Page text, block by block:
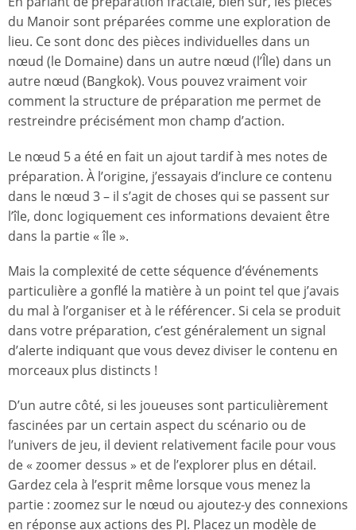
du Manoir sont préparées comme une exploration de
lieu. Ce sont donc des pièces individuelles dans un
nœud (le Domaine) dans un autre nœud (l’Île) dans un
autre nœud (Bangkok). Vous pouvez vraiment voir
comment la structure de préparation me permet de
restreindre précisément mon champ d’action.
Le nœud 5 a été en fait un ajout tardif à mes notes de
préparation. À l’origine, j’essayais d’inclure ce contenu
dans le nœud 3 – il s’agit de choses qui se passent sur
l’île, donc logiquement ces informations devaient être
dans la partie « île ».
Mais la complexité de cette séquence d’événements
particulière a gonflé la matière à un point tel que j’avais
du mal à l’organiser et à le référencer. Si cela se produit
dans votre préparation, c’est généralement un signal
d’alerte indiquant que vous devez diviser le contenu en
morceaux plus distincts !
D’un autre côté, si les joueuses sont particulièrement
fascinées par un certain aspect du scénario ou de
l’univers de jeu, il devient relativement facile pour vous
de « zoomer dessus » et de l’explorer plus en détail.
Gardez cela à l’esprit même lorsque vous menez la
partie : zoomez sur le nœud ou ajoutez-y des connexions
en réponse aux actions des PJ. Placez un modèle de